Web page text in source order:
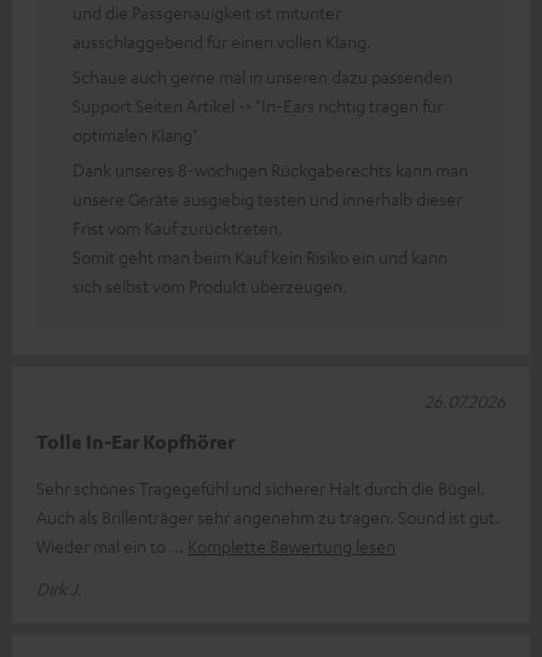
und die Passgenauigkeit ist mitunter
ausschlaggebend für einen vollen Klang.
Schaue auch gerne mal in unseren dazu passenden
Support Seiten Artikel -> "In-Ears richtig tragen für
optimalen Klang"
Dank unseres 8-wöchigen Rückgaberechts kann man
unsere Geräte ausgiebig testen und innerhalb dieser
Frist vom Kauf zurücktreten.
Somit geht man beim Kauf kein Risiko ein und kann
sich selbst vom Produkt überzeugen.
Tolle In-Ear Kopfhörer
Sehr schönes Tragegefühl und sicherer Halt durch die Bügel.
Auch als Brillenträger sehr angenehm zu tragen. Sound ist gut.
Wieder mal ein to
Komplette Bewertung lesen
Dirk J.
26.07.2026